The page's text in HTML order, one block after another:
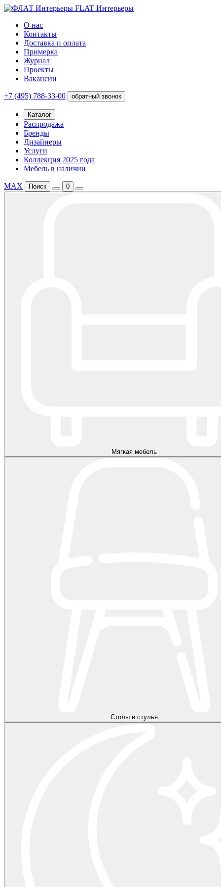
FLAT Интерьеры
О нас
Контакты
Доставка и оплата
Примерка
Журнал
Проекты
Вакансии
+7 (495) 788-33-00 обратный звонок
Каталог
Распродажа
Бренды
Дизайнеры
Услуги
Коллекция 2025 года
Мебель в наличии
MAX Поиск 0
Мягкая мебель
Столы и стулья